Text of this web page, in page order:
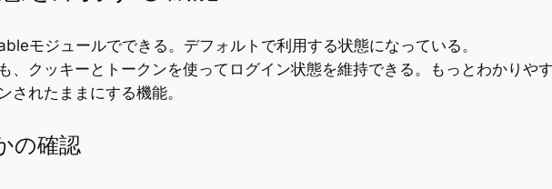
モジュールでできる。デフォルトで利用する状態になっている。
、クッキーとトークンを使ってログイン状態を維持できる。もっとわかりや
されたままにする機能。
の確認